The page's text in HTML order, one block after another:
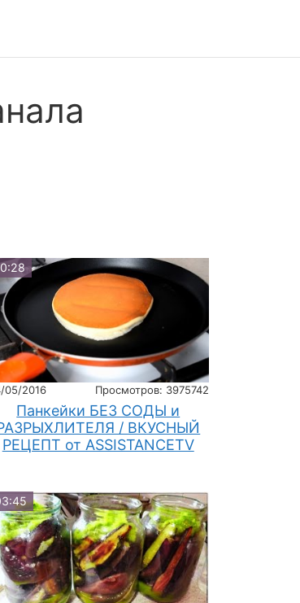
05/2016 Просмотров: 3975742
Панкейки БЕЗ СОДЫ и
/ ВКУСНЫЙ
РЕЦЕПТ от ASSISTANCETV